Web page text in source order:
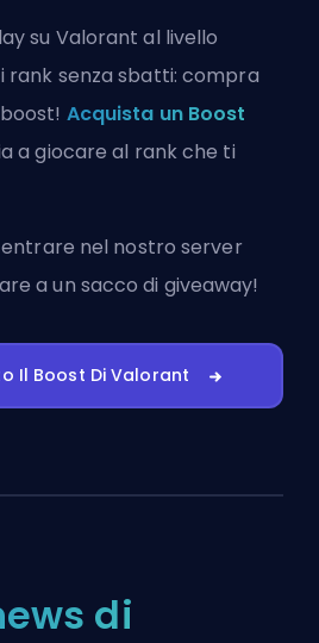
su Valorant al livello
rank senza sbatti: compra
Acquista un Boost
a giocare al rank che ti
entrare nel nostro server
a un sacco di giveaway!
Il Boost Di Valorant
di